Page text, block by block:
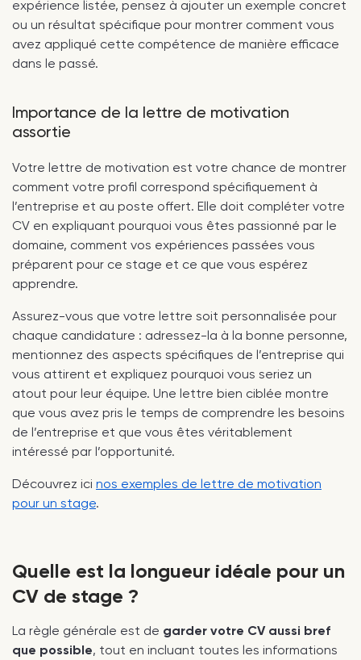
expérience listée, pensez à ajouter un exemple concret
ou un résultat spécifique pour montrer comment vous
avez appliqué cette compétence de manière efficace
dans le passé.
Importance de la lettre de motivation
assortie
Votre lettre de motivation est votre chance de montrer
comment votre profil correspond spécifiquement à
l’entreprise et au poste offert. Elle doit compléter votre
CV en expliquant pourquoi vous êtes passionné par le
domaine, comment vos expériences passées vous
préparent pour ce stage et ce que vous espérez
apprendre.
Assurez-vous que votre lettre soit personnalisée pour
chaque candidature : adressez-la à la bonne personne,
mentionnez des aspects spécifiques de l’entreprise qui
vous attirent et expliquez pourquoi vous seriez un
atout pour leur équipe. Une lettre bien ciblée montre
que vous avez pris le temps de comprendre les besoins
de l’entreprise et que vous êtes véritablement
intéressé par l’opportunité.
Découvrez ici nos exemples de lettre de motivation
pour un stage.
Quelle est la longueur idéale pour un
CV de stage ?
La règle générale est de garder votre CV aussi bref
que possible, tout en incluant toutes les informations